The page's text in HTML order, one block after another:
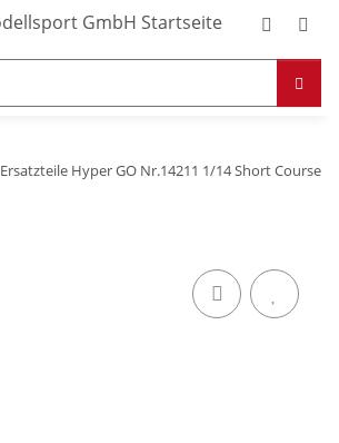
Ersatzteile Hyper GO Nr.14211 1/14 Short Course